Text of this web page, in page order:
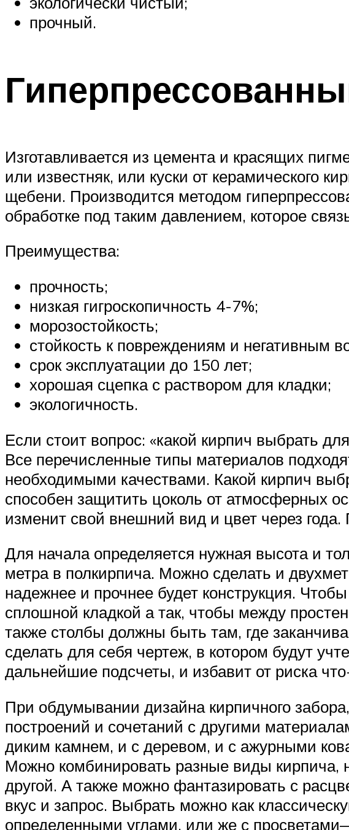
прочный.
Изготавливается из цемента и красящих
или известняк, или куски от керамического
щебени. Производится методом
обработке под таким давлением, которое
Преимущества:
прочность;
низкая гигроскопичность 4-7%;
морозостойкость;
стойкость к повреждениям и негативным
срок эксплуатации до 150 лет;
хорошая сцепка с раствором для кладки;
экологичность.
Если стоит вопрос: «какой кирпич выбрать
Все перечисленные типы материалов
необходимыми качествами. Какой кирпич
способен защитить цоколь от атмосферных
изменит свой внешний вид и цвет через года.
Для начала определяется нужная высота и
метра в полкирпича. Можно сделать и
надежнее и прочнее будет конструкция.
сплошной кладкой а так, чтобы между
также столбы должны быть там, где
сделать для себя чертеж, в котором будут
дальнейшие подсчеты, и избавит от риска
При обдумывании дизайна кирпичного
построений и сочетаний с другими
диким камнем, и с деревом, и с ажурными
Можно комбинировать разные виды кирпича,
другой. А также можно фантазировать с
вкус и запрос. Выбрать можно как
определенными углами, или же с